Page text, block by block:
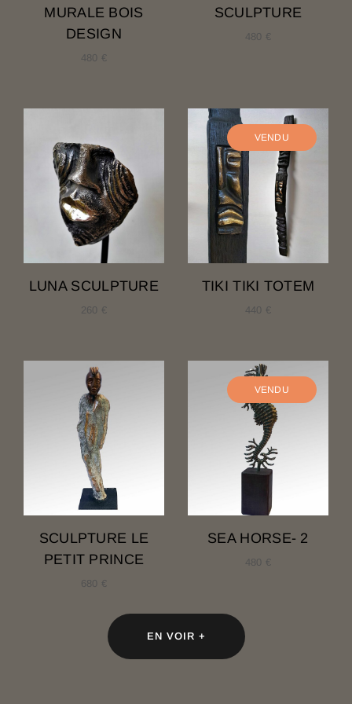
MURALE BOIS
DESIGN
480 €
SCULPTURE
480 €
LUNA SCULPTURE
260 €
TIKI TIKI TOTEM
440 €
SCULPTURE LE
PETIT PRINCE
680 €
SEA HORSE- 2
480 €
EN VOIR +